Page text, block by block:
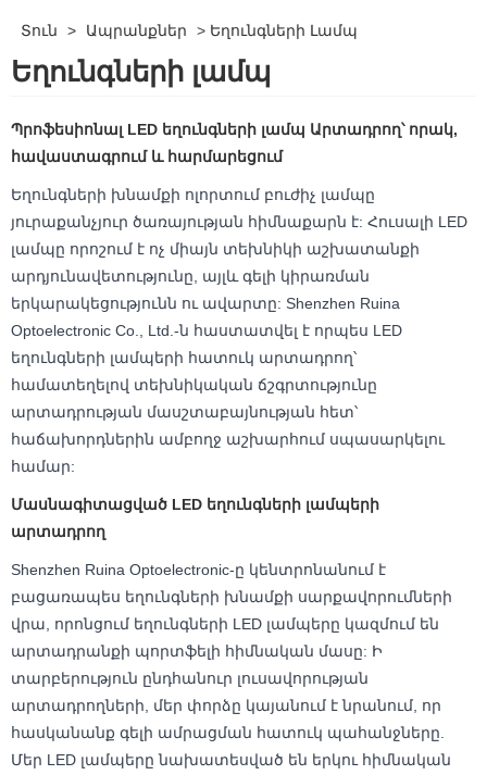
Տուն > Ապրանքներ > Եղունգների Լամպ
Եղունգների լամպ
Պրոֆեսիոնալ LED եղունգների լամպ Արտադրող՝ որակ,
հավաստագրում և հարմարեցում
Եղունգների խնամքի ոլորտում բուժիչ լամպը
յուրաքանչյուր ծառայության հիմնաքարն է: Հուսալի LED
լամպը որոշում է ոչ միայն տեխնիկի աշխատանքի
արդյունավետությունը, այլև գելի կիրառման
երկարակեցությունն ու ավարտը: Shenzhen Ruina
Optoelectronic Co., Ltd.-ն հաստատվել է որպես LED
եղունգների լամպերի հատուկ արտադրող՝
համատեղելով տեխնիկական ճշգրտությունը
արտադրության մասշտաբայնության հետ՝
հաճախորդներին ամբողջ աշխարհում սպասարկելու
համար:
Մասնագիտացված LED եղունգների լամպերի
արտադրող
Shenzhen Ruina Optoelectronic-ը կենտրոնանում է
բացառապես եղունգների խնամքի սարքավորումների
վրա, որոնցում եղունգների LED լամպերը կազմում են
արտադրանքի պորտֆելի հիմնական մասը: Ի
տարբերություն ընդհանուր լուսավորության
արտադրողների, մեր փորձը կայանում է նրանում, որ
հասկանանք գելի ամրացման հատուկ պահանջները.
Մեր LED լամպերը նախատեսված են երկու հիմնական